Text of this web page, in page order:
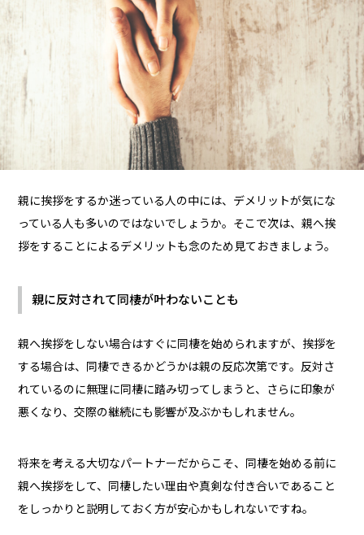
親に挨拶をするか迷っている人の中には、デメリットが気にな
っている人も多いのではないでしょうか。そこで次は、親へ挨
拶をすることによるデメリットも念のため見ておきましょう。
親に反対されて同棲が叶わないことも
親へ挨拶をしない場合はすぐに同棲を始められますが、挨拶を
する場合は、同棲できるかどうかは親の反応次第です。反対さ
れているのに無理に同棲に踏み切ってしまうと、さらに印象が
悪くなり、交際の継続にも影響が及ぶかもしれません。
将来を考える大切なパートナーだからこそ、同棲を始める前に
親へ挨拶をして、同棲したい理由や真剣な付き合いであること
をしっかりと説明しておく方が安心かもしれないですね。